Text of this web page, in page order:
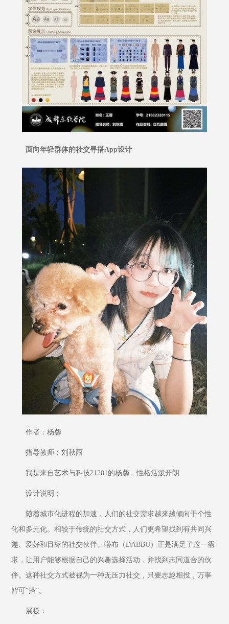
面向年轻群体的社交寻搭App设计
作者：杨馨
指导教师：刘秋雨
我是来自艺术与科技21201的杨馨，性格活泼开朗
设计说明：
随着城市化进程的加速，人们的社交需求越来越倾向于个性
化和多元化。相较于传统的社交方式，人们更希望找到有共同兴
趣、爱好和目标的社交伙伴。嗒布（DABBU）正是满足了这一需
求，让用户能够根据自己的兴趣选择活动，并找到志同道合的伙
伴。这种社交方式被视为一种无压力社交，只要志趣相投，万事
皆可“搭”。
展板：